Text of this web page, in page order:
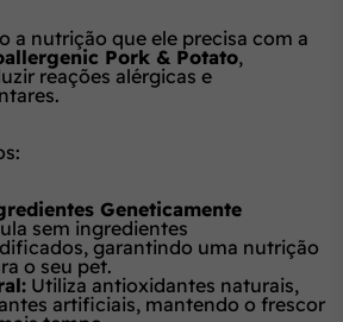
a nutrição que ele precisa com a
Pork & Potato,
reações alérgicas e
Geneticamente
sem ingredientes
garantindo uma nutrição
o seu pet.
Utiliza antioxidantes naturais,
artificiais, mantendo o frescor